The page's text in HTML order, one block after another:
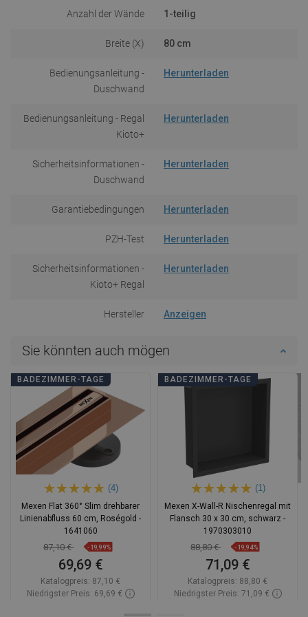
Anzahl der Wände 1-teilig
Breite (X) 80 cm
Bedienungsanleitung -
Duschwand
Herunterladen
Bedienungsanleitung - Regal
Kioto+
Herunterladen
Sicherheitsinformationen -
Duschwand
Herunterladen
Garantiebedingungen Herunterladen
PZH-Test Herunterladen
Sicherheitsinformationen -
Kioto+ Regal
Herunterladen
Hersteller Anzeigen
Sie könnten auch mögen
BADEZIMMER-TAGE
(4)
Mexen Flat 360° Slim drehbarer
Linienabfluss 60 cm, Roségold -
1641060
87,10 € -19,99%
69,69 €
Katalogpreis: 87,10 €
Niedrigster Preis: 69,69 €
BADEZIMMER-TAGE
(1)
Mexen X-Wall-R Nischenregal mit
Flansch 30 x 30 cm, schwarz -
1970303010
88,80 € -19,94%
71,09 €
Katalogpreis: 88,80 €
Niedrigster Preis: 71,09 €